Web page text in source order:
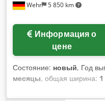
Wehr 5 850 km
цене
Состояние: новый, Год
месяцы, общая ширина:
,